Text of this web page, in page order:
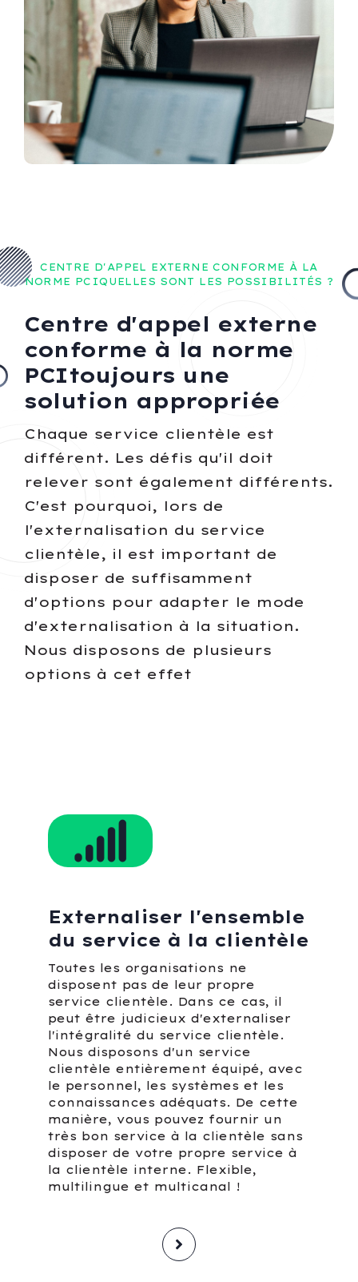
CENTRE D'APPEL EXTERNE CONFORME À LA
NORME PCIQUELLES SONT LES POSSIBILITÉS ?
Centre d'appel externe
conforme à la norme
PCItoujours une
solution appropriée
Chaque service clientèle est
différent. Les défis qu'il doit
relever sont également différents.
C'est pourquoi, lors de
l'externalisation du service
clientèle, il est important de
disposer de suffisamment
d'options pour adapter le mode
d'externalisation à la situation.
Nous disposons de plusieurs
options à cet effet
Externaliser l'ensemble
du service à la clientèle
Toutes les organisations ne
disposent pas de leur propre
service clientèle. Dans ce cas, il
peut être judicieux d'externaliser
l'intégralité du service clientèle.
Nous disposons d'un service
clientèle entièrement équipé, avec
le personnel, les systèmes et les
connaissances adéquats. De cette
manière, vous pouvez fournir un
très bon service à la clientèle sans
disposer de votre propre service à
la clientèle interne. Flexible,
multilingue et multicanal !